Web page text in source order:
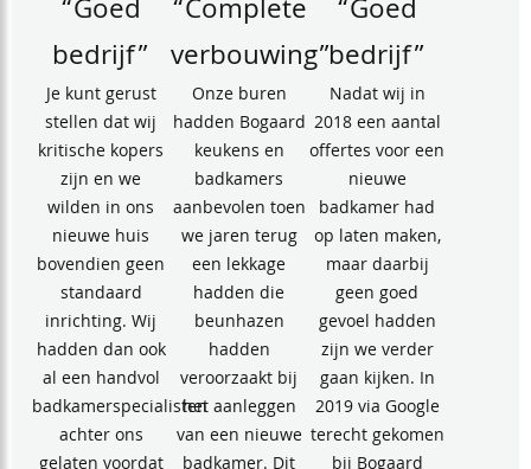
“Goed
bedrijf”
Je kunt gerust
stellen dat wij
kritische kopers
zijn en we
wilden in ons
nieuwe huis
bovendien geen
standaard
inrichting. Wij
hadden dan ook
al een handvol
badkamerspecialisten
achter ons
“Complete
verbouwing”
Onze buren
hadden Bogaard
keukens en
badkamers
aanbevolen toen
we jaren terug
een lekkage
hadden die
beunhazen
hadden
veroorzaakt bij
het aanleggen
van een nieuwe
“Goed
bedrijf”
Nadat wij in
2018 een aantal
offertes voor een
nieuwe
badkamer had
op laten maken,
maar daarbij
geen goed
gevoel hadden
zijn we verder
gaan kijken. In
2019 via Google
terecht gekomen